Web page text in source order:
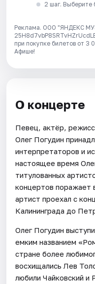
2 шаг. Выберите
Реклама. ООО "ЯНДЕКС
при покупке билетов от 3
Афише!
О концерте
Певец, актёр,
Олег Погудин
интерпретаторов и
настоящее время
титулованных
концертов поражает
артист проехал с
Калининграда до
Олег Погудин
емким названием
стране более
восхищались Лев
любили Чайковский и